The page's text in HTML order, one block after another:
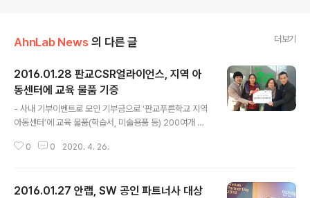
AhnLab News 의 다른 글 더보기
2016.01.28 판교CSR얼라이언스, 지역 아
동센터에 교육 물품 기증
- 사내 기부이벤트로 모인 기부금으로 ‘판교푸른학교 지역
아동센터’에 교육 물품(학습서, 미술용품 등) 200여개 기
얼라이언스, 보충자료 참조)’가 지난 연말 사내 기부이벤트
언스가 기증한 물품은 초등학교 각 학년 별 학습서와 수채
0 0 2020. 4. 26.
2016.01.27 안랩, SW 공인 파트너사 대상